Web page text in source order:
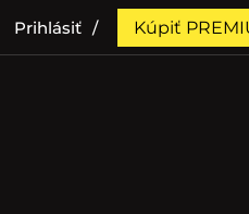
Prihlásiť Kúpiť